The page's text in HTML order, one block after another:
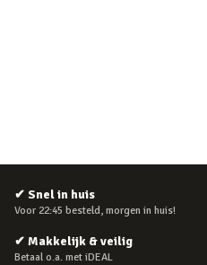
✔ Snel in huis
Voor 22:45 besteld, morgen in huis!
✔ Makkelijk & veilig
Betaal o.a. met iDEAL